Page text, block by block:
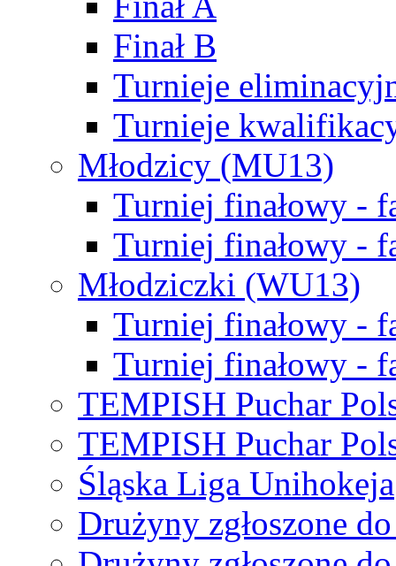
Finał B
Turnieje
Turnieje
Młodzicy (MU13)
Turniej finałowy -
Turniej finałowy -
Młodziczki (WU13)
Turniej finałowy -
Turniej finałowy -
TEMPISH Puchar
TEMPISH Puchar
Śląska Liga Unihokeja
Drużyny zgłoszone